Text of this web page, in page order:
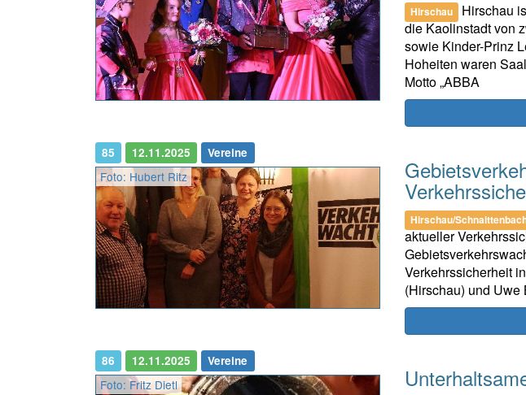
Hirschau
Hirschau
die Kaolinstadt von
sowie Kinder-Prinz
Hoheiten waren
Motto „ABBA
85 12.11.2025 Vereine
Foto: Hubert Ritz
Hirschau/
aktueller
Verkehrssicherheit
(Hirschau) und Uwe
86 12.11.2025 Vereine
Foto: Fritz Dietl